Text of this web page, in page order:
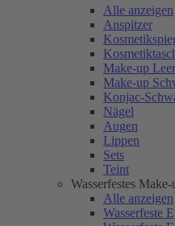
Alle anzeigen
Anspitzer
Make-up
Make-up
Konjac-
Nägel
Augen
Lippen
Sets
Teint
Wasserfestes Make-
Alle anzeigen
Wasserfeste